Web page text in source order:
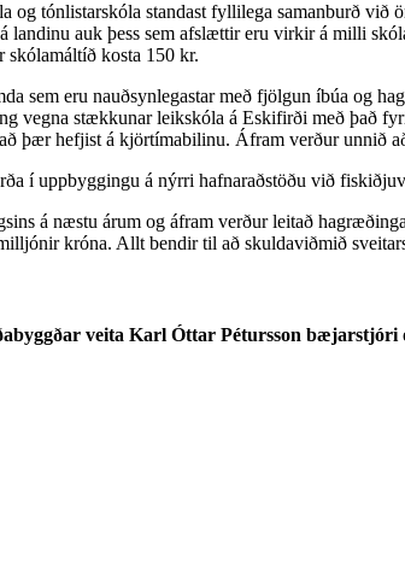
og tónlistarskóla standast fyllilega samanburð
landinu auk þess sem afslættir eru virkir á milli
kosta 150 kr.
sem eru nauðsynlegastar með fjölgun íbúa og
vegna stækkunar leikskóla á Eskifirði með það
þær hefjist á kjörtímabilinu. Áfram verður unnið
í uppbyggingu á nýrri hafnaraðstöðu við
á næstu árum og áfram verður leitað
króna. Allt bendir til að skuldaviðmið
veita Karl Óttar Pétursson bæjarstjóri